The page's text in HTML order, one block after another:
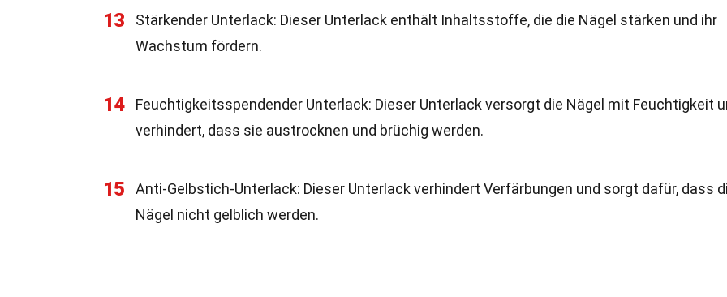
13
Stärkender Unterlack: Dieser Unterlack enthält Inhaltsstoffe, die die Nägel stärken und ihr
Wachstum fördern.
14
Feuchtigkeitsspendender Unterlack: Dieser Unterlack versorgt die Nägel mit Feuchtigkeit
verhindert, dass sie austrocknen und brüchig werden.
15
Anti-Gelbstich-Unterlack: Dieser Unterlack verhindert Verfärbungen und sorgt dafür, dass
Nägel nicht gelblich werden.